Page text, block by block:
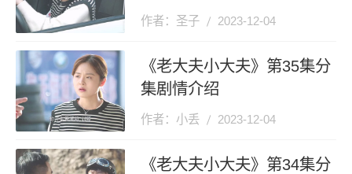
作者：圣子 2023-12-04
《老大夫小大夫》第35集分
集剧情介绍
作者：小丢 2023-12-04
《老大夫小大夫》第34集分